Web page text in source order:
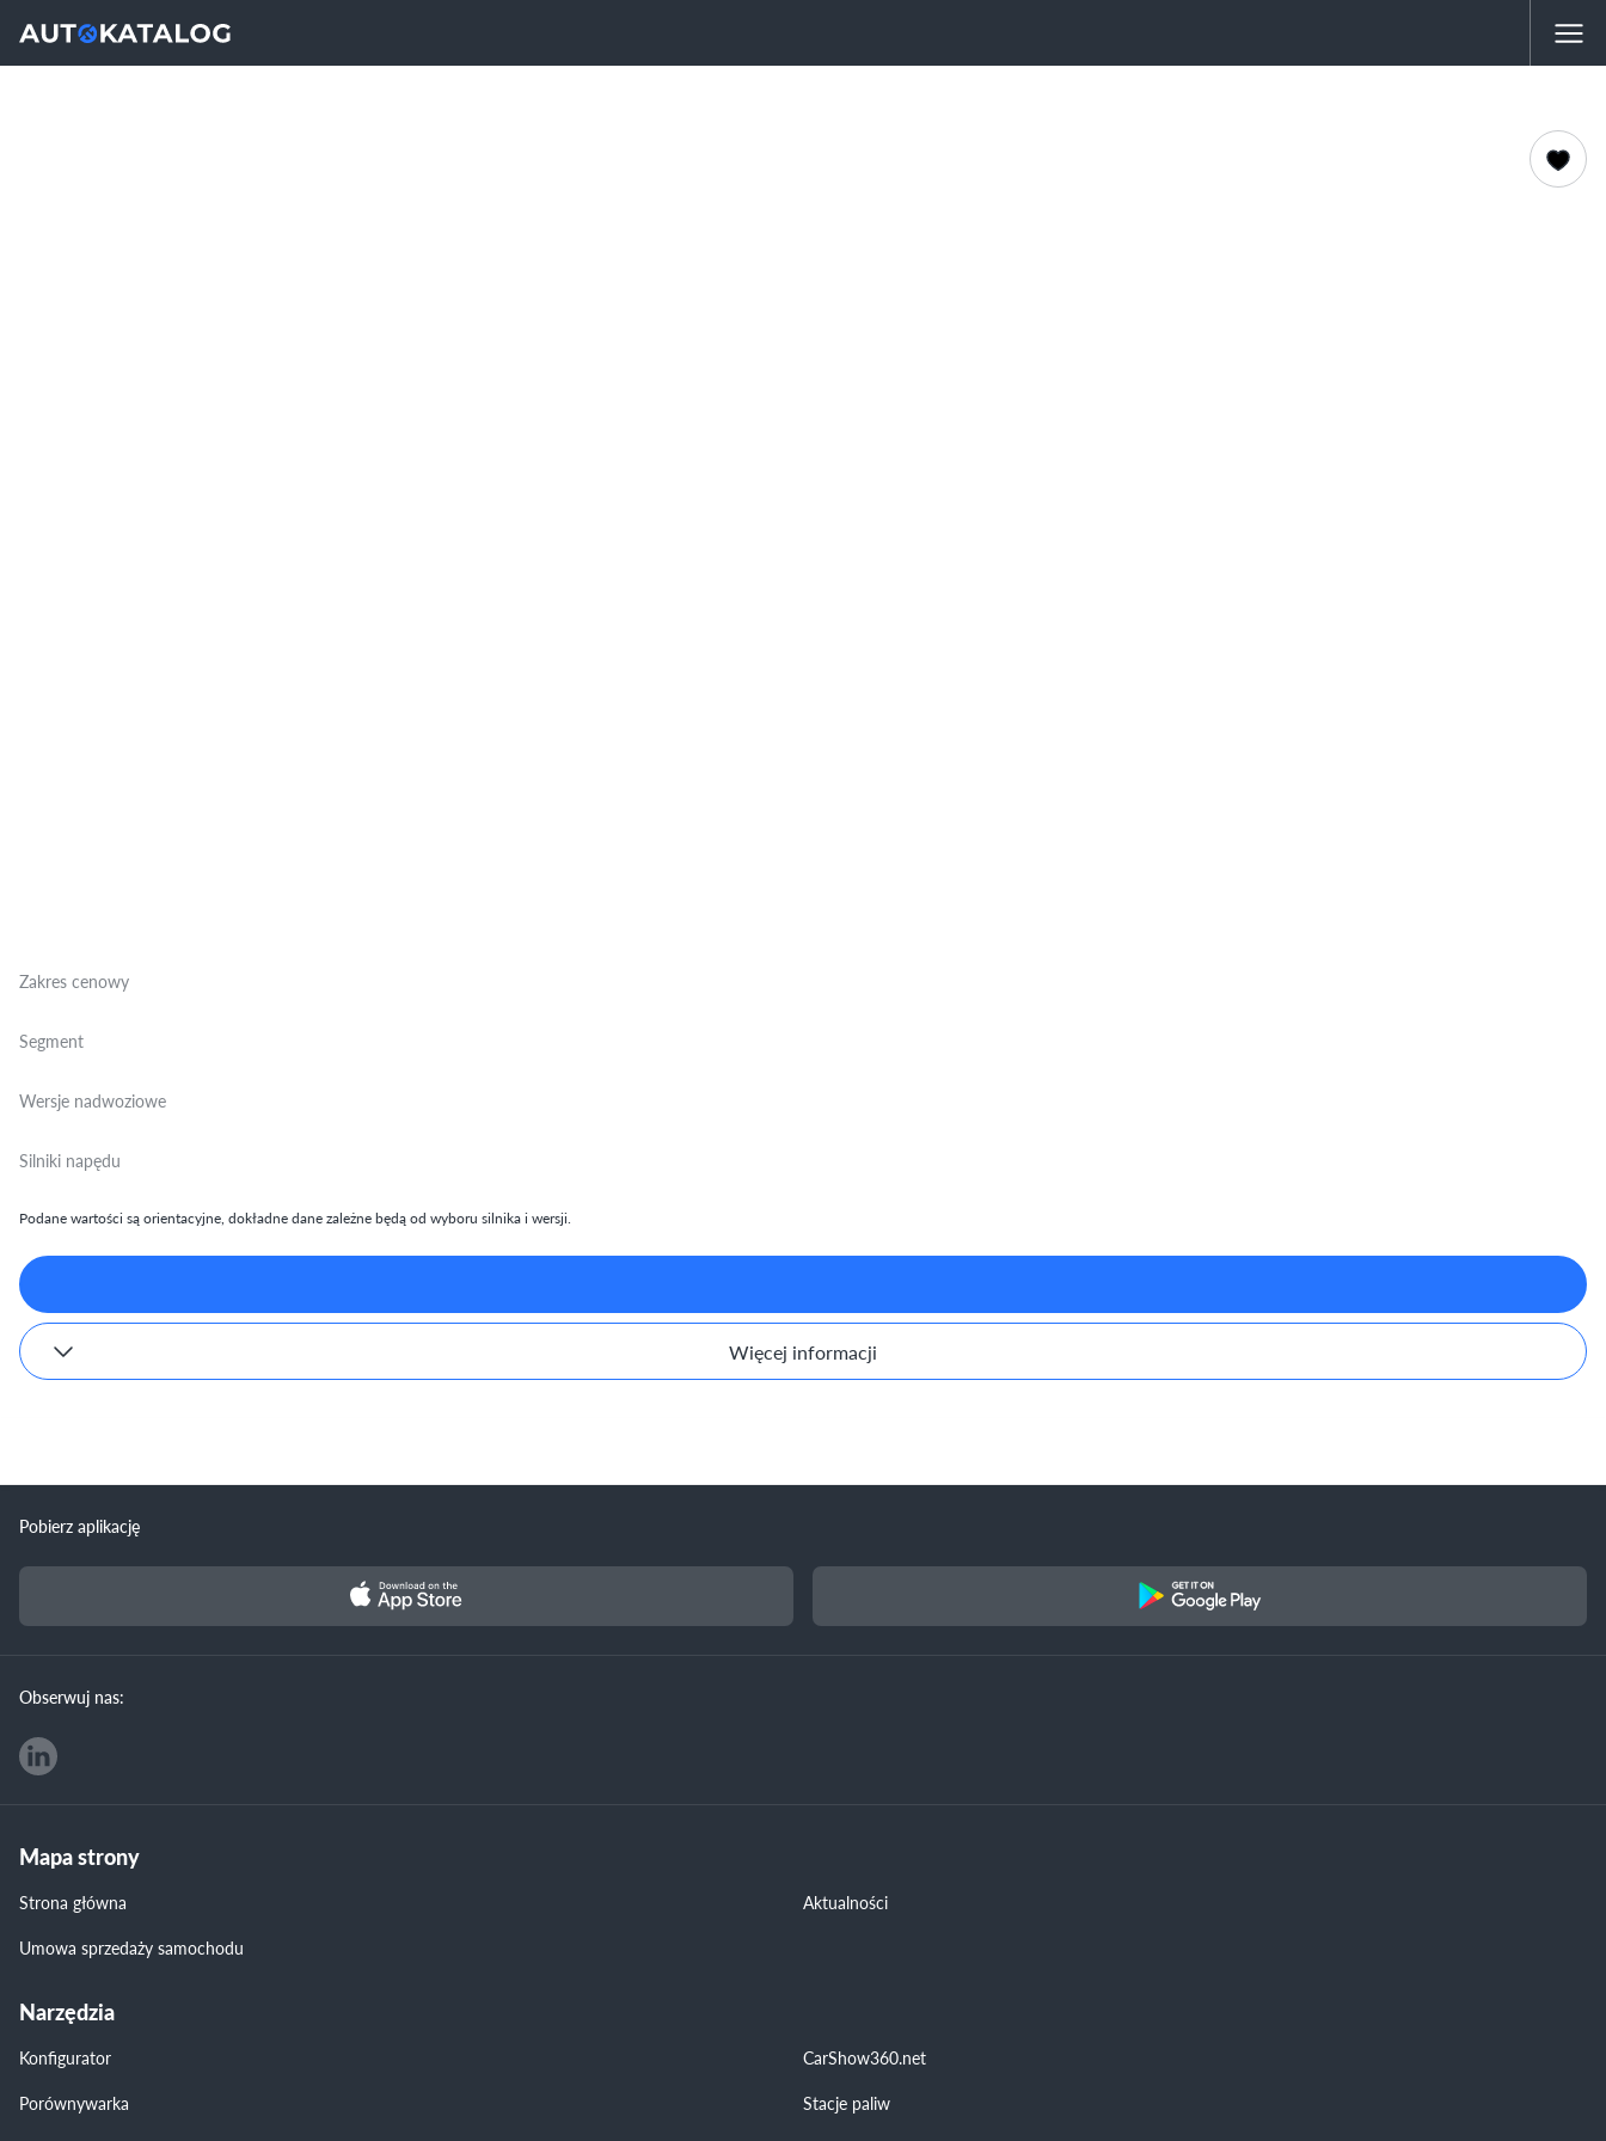
Zakres cenowy
Segment
Wersje nadwoziowe
Silniki napędu
Podane wartości są orientacyjne, dokładne dane zależne będą od wyboru silnika i wersji.
Więcej informacji
Pobierz aplikację
Obserwuj nas:
Mapa strony
Strona główna
Aktualności
Umowa sprzedaży samochodu
Narzędzia
Konfigurator
CarShow360.net
Porównywarka
Stacje paliw